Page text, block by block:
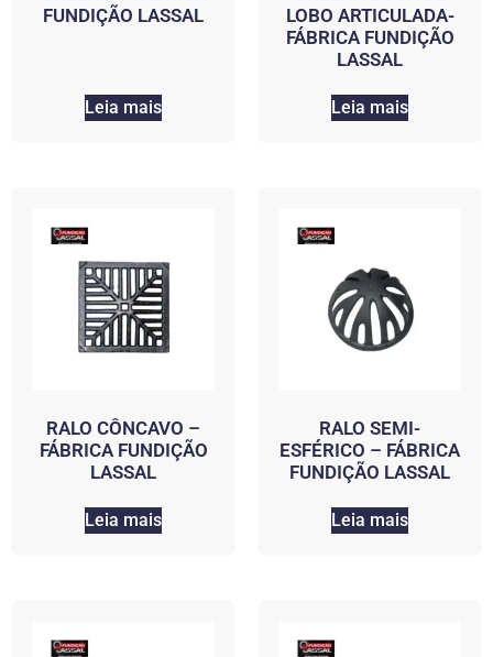
FUNDIÇÃO LASSAL
Leia mais
LOBO ARTICULADA-
FÁBRICA FUNDIÇÃO
LASSAL
Leia mais
RALO CÔNCAVO –
FÁBRICA FUNDIÇÃO
LASSAL
Leia mais
RALO SEMI-
ESFÉRICO – FÁBRICA
FUNDIÇÃO LASSAL
Leia mais